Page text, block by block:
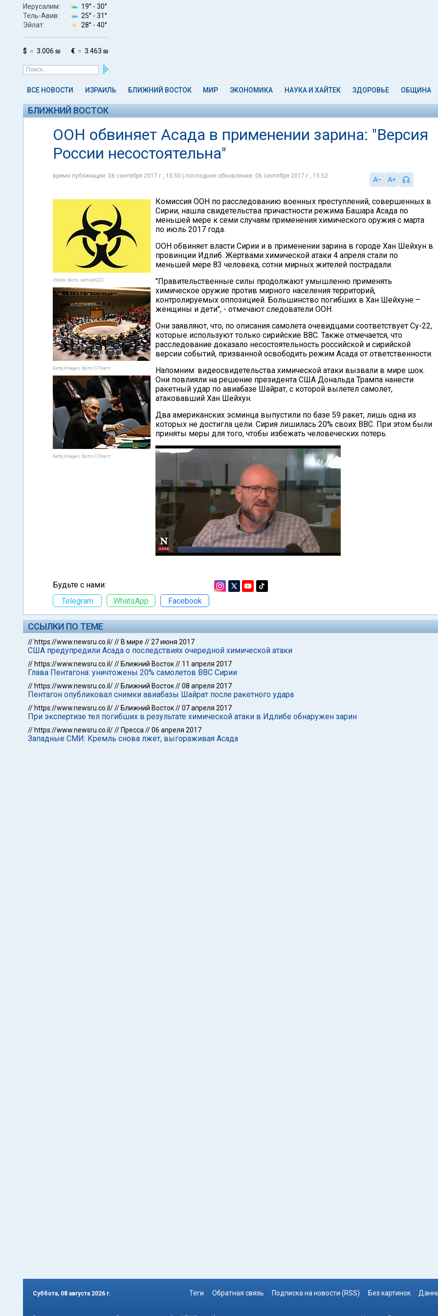
Иерусалим: 19° - 30°
Тель-Авив:
25° - 31°
Эйлат:
28° - 40°
$ 3.006 ₪ € 3.463 ₪
ВСЕ НОВОСТИ ИЗРАИЛЬ БЛИЖНИЙ ВОСТОК МИР ЭКОНОМИКА НАУКА И ХАЙТЕК ЗДОРОВЬЕ ОБЩИНА
БЛИЖНИЙ ВОСТОК
ООН обвиняет Асада в применении зарина: "Версия
России несостоятельна"
время публикации: 06 сентября 2017 г., 15:50 | последнее обновление: 06 сентября 2017 г., 15:52
iStock. Фото: samiph222
Getty Images. Фото: С.Платт
Getty Images. Фото: С.Платт
Комиссия ООН по расследованию военных преступлений, совершенных в
Сирии, нашла свидетельства причастности режима Башара Асада по
меньшей мере к семи случаям применения химического оружия с марта
по июль 2017 года.
ООН обвиняет власти Сирии и в применении зарина в городе Хан Шейхун в
провинции Идлиб. Жертвами химической атаки 4 апреля стали по
меньшей мере 83 человека, сотни мирных жителей пострадали.
"Правительственные силы продолжают умышленно применять
химическое оружие против мирного населения территорий,
контролируемых оппозицией. Большинство погибших в Хан Шейхуне –
женщины и дети", - отмечают следователи ООН.
Они заявляют, что, по описания самолета очевидцами соответствует Су-22,
которые используют только сирийские ВВС. Также отмечается, что
расследование доказало несостоятельность российской и сирийской
версии событий, призванной освободить режим Асада от ответственности.
Напомним: видеосвидетельства химической атаки вызвали в мире шок.
Они повлияли на решение президента США Дональда Трампа нанести
ракетный удар по авиабазе Шайрат, с которой вылетел самолет,
атаковавший Хан Шейхун.
Два американских эсминца выпустили по базе 59 ракет, лишь одна из
которых не достигла цели. Сирия лишилась 20% своих ВВС. При этом были
приняты меры для того, чтобы избежать человеческих потерь.
Будьте с нами:
Telegram
WhatsApp Facebook
ССЫЛКИ ПО ТЕМЕ
// https://www.newsru.co.il/// В мире //27 июня 2017
США предупредили Асада о последствиях очередной химической атаки
// https://www.newsru.co.il/// Ближний Восток// 11 апреля 2017
Глава Пентагона: уничтожены 20% самолетов ВВС Сирии
// https://www.newsru.co.il/// Ближний Восток//08 апреля 2017
Пентагон опубликовал снимки авиабазы Шайрат после ракетного удара
// https://www.newsru.co.il/// Ближний Восток//07 апреля 2017
При экспертизе тел погибших в результате химической атаки в Идлибе обнаружен зарин
// https://www.newsru.co.il/// Пресса //06 апреля 2017
Западные СМИ: Кремль снова лжет, выгораживая Асада
Суббота, 08 августа 2026 г. Теги Обратная связь Подписка на новости (RSS) Без картинок